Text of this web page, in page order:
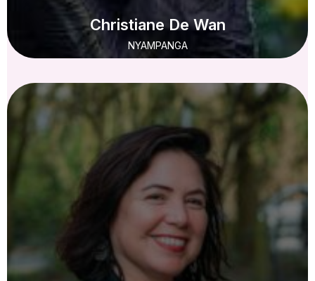
Christiane De Wan
NYAMPANGA